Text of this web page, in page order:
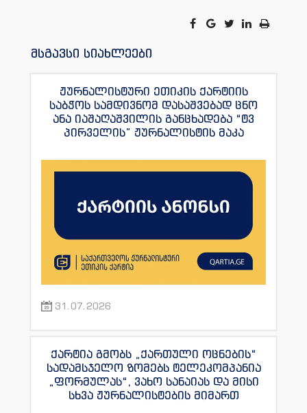
მსგავსი სიახლეები
ჟურნალისტური ეთიკის ქარტიის
საბჭოს სამდივნომ დასაშვებად ცნო
ანა იაშაღაშვილის განცხადება “ტვ
პირველის” ჟურნალისტის მაკა
31.07.2026
ქარტია გმობს „ქართული ოცნების“
სადამსჯელო ზომებს ტელეკომპანია
„ფორმულას“, ვახო სანაიას და მისი
სხვა ჟურნალისტების მიმართ